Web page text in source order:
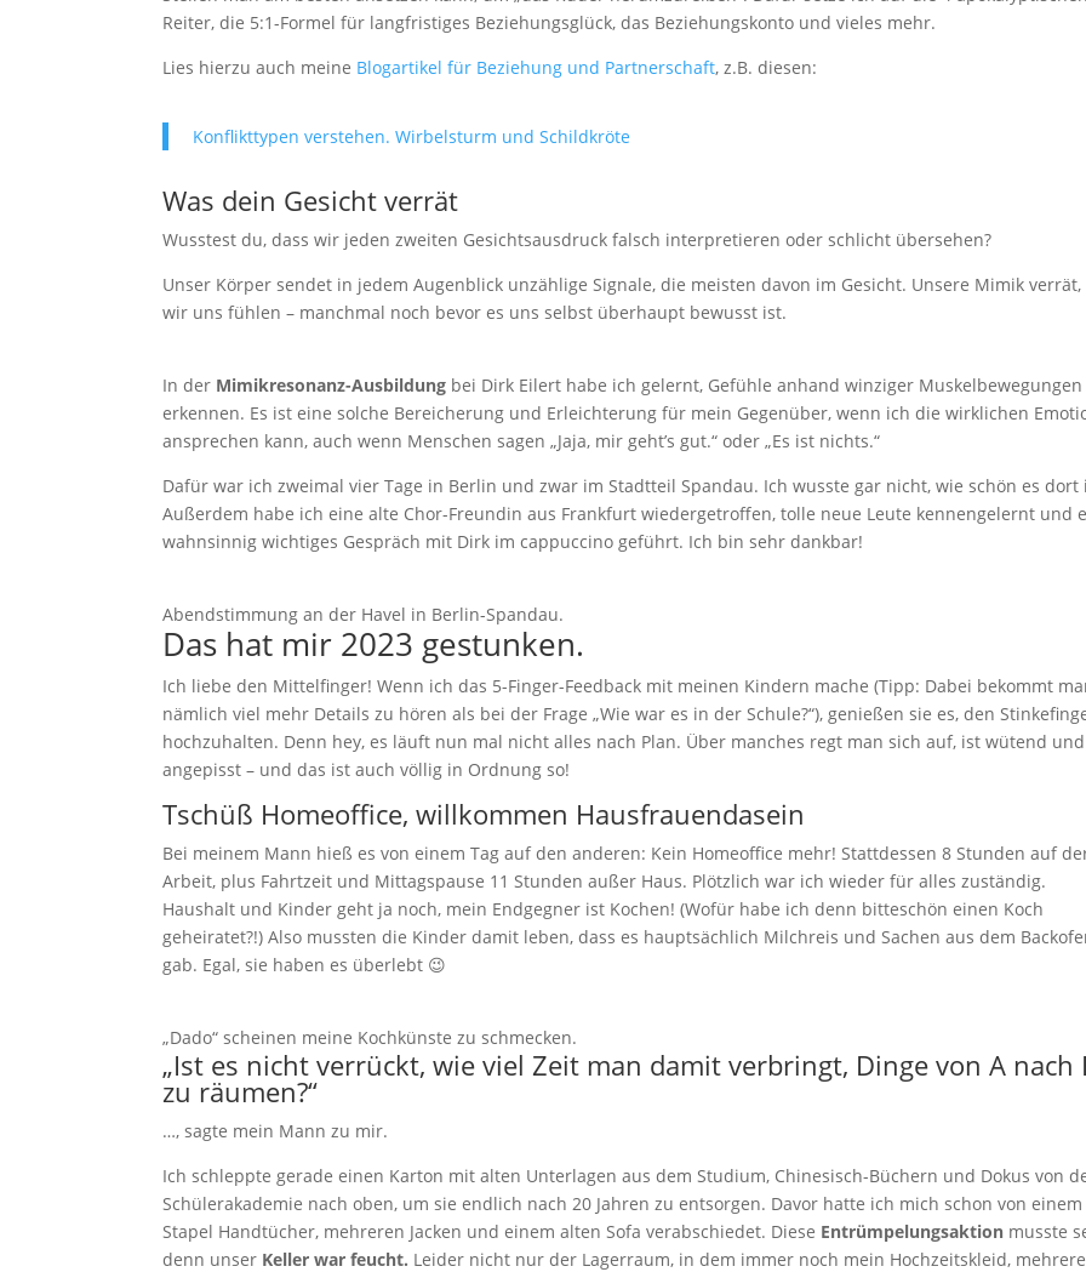
Reiter, die 5:1-Formel für langfristiges Beziehungsglück, das Beziehungskonto und vieles mehr.
Lies hierzu auch meine Blogartikel für Beziehung und Partnerschaft, z.B. diesen:
Konflikttypen verstehen. Wirbelsturm und Schildkröte
Was dein Gesicht verrät
Wusstest du, dass wir jeden zweiten Gesichtsausdruck falsch interpretieren oder schlicht übersehen?
Unser Körper sendet in jedem Augenblick unzählige Signale, die meisten davon im Gesicht. Unsere Mimik verrät,
wir uns fühlen – manchmal noch bevor es uns selbst überhaupt bewusst ist.
In der Mimikresonanz-Ausbildung bei Dirk Eilert habe ich gelernt, Gefühle anhand winziger Muskelbewegungen
erkennen. Es ist eine solche Bereicherung und Erleichterung für mein Gegenüber, wenn ich die wirklichen
ansprechen kann, auch wenn Menschen sagen „Jaja, mir geht’s gut.“ oder „Es ist nichts.“
Dafür war ich zweimal vier Tage in Berlin und zwar im Stadtteil Spandau. Ich wusste gar nicht, wie schön es dort
Außerdem habe ich eine alte Chor-Freundin aus Frankfurt wiedergetroffen, tolle neue Leute kennengelernt und
wahnsinnig wichtiges Gespräch mit Dirk im cappuccino geführt. Ich bin sehr dankbar!
Abendstimmung an der Havel in Berlin-Spandau.
Das hat mir 2023 gestunken.
Ich liebe den Mittelfinger! Wenn ich das 5-Finger-Feedback mit meinen Kindern mache (Tipp: Dabei bekommt
nämlich viel mehr Details zu hören als bei der Frage „Wie war es in der Schule?“), genießen sie es, den
hochzuhalten. Denn hey, es läuft nun mal nicht alles nach Plan. Über manches regt man sich auf, ist wütend und
angepisst – und das ist auch völlig in Ordnung so!
Tschüß Homeoffice, willkommen Hausfrauendasein
Bei meinem Mann hieß es von einem Tag auf den anderen: Kein Homeoffice mehr! Stattdessen 8 Stunden auf
Arbeit, plus Fahrtzeit und Mittagspause 11 Stunden außer Haus. Plötzlich war ich wieder für alles zuständig.
Haushalt und Kinder geht ja noch, mein Endgegner ist Kochen! (Wofür habe ich denn bitteschön einen Koch
geheiratet?!) Also mussten die Kinder damit leben, dass es hauptsächlich Milchreis und Sachen aus dem
gab. Egal, sie haben es überlebt 😉
„Dado“ scheinen meine Kochkünste zu schmecken.
„Ist es nicht verrückt, wie viel Zeit man damit verbringt, Dinge von A nach
zu räumen?“
…, sagte mein Mann zu mir.
Ich schleppte gerade einen Karton mit alten Unterlagen aus dem Studium, Chinesisch-Büchern und Dokus von
Schülerakademie nach oben, um sie endlich nach 20 Jahren zu entsorgen. Davor hatte ich mich schon von einem
Stapel Handtücher, mehreren Jacken und einem alten Sofa verabschiedet. Diese Entrümpelungsaktion musste
denn unser Keller war feucht. Leider nicht nur der Lagerraum, in dem immer noch mein Hochzeitskleid, mehrere